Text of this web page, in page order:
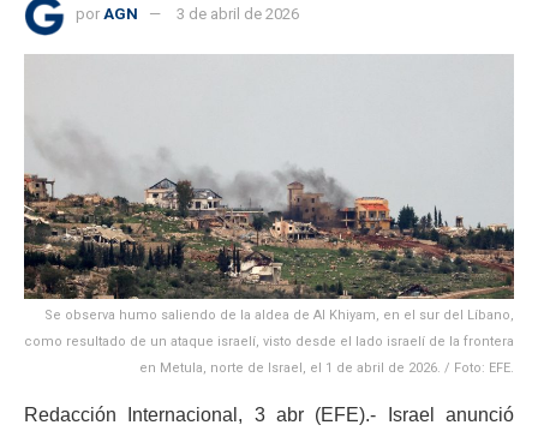
por AGN 3 de abril de 2026
Se observa humo saliendo de la aldea de Al Khiyam, en el sur del Líbano,
como resultado de un ataque israelí, visto desde el lado israelí de la frontera
en Metula, norte de Israel, el 1 de abril de 2026. / Foto: EFE.
Redacción Internacional, 3 abr (EFE).- Israel anunció